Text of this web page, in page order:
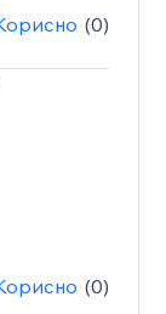
(0)
(0)